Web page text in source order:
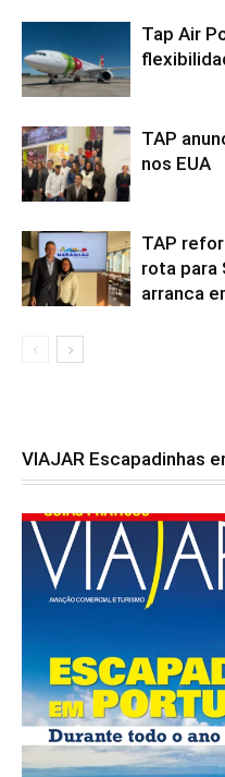
Tap Air
TAP
nos EUA
TAP
rota para
arranca
VIAJAR Escapadinhas